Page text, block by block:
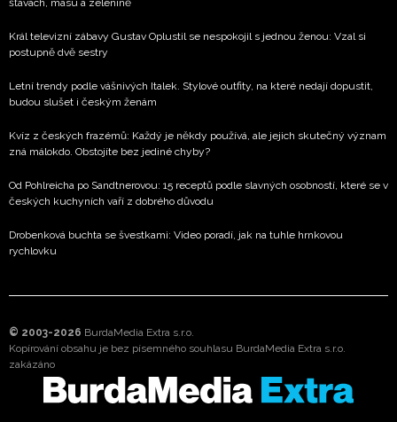
Král televizní zábavy Gustav Oplustil se nespokojil s jednou ženou: Vzal si
postupně dvě sestry
Letní trendy podle vášnivých Italek. Stylové outfity, na které nedají dopustit,
budou slušet i českým ženám
Kvíz z českých frazémů: Každý je někdy používá, ale jejich skutečný význam
zná málokdo. Obstojíte bez jediné chyby?
Od Pohlreicha po Sandtnerovou: 15 receptů podle slavných osobností, které se v
českých kuchyních vaří z dobrého důvodu
Drobenková buchta se švestkami: Video poradí, jak na tuhle hrnkovou
rychlovku
© 2003-2026 BurdaMedia Extra s.r.o.
Kopírování obsahu je bez písemného souhlasu BurdaMedia Extra s.r.o.
zakázáno